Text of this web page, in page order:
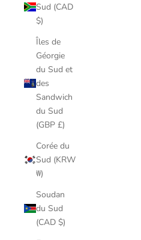
Sud (CAD
$)
Îles de
Géorgie
du Sud et
des
Sandwich
du Sud
(GBP £)
Corée du
Sud (KRW
₩)
Soudan
du Sud
(CAD $)